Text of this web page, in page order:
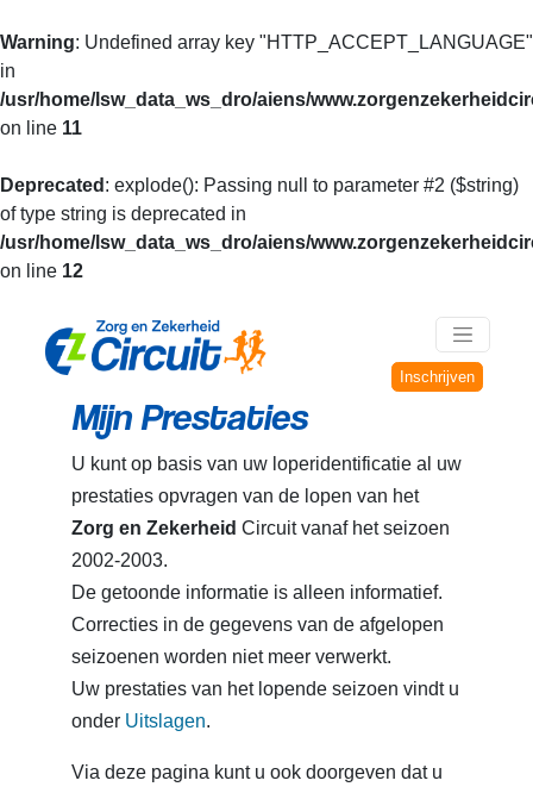
Warning: Undefined array key "HTTP_ACCEPT_LANGUAGE"
in
/usr/home/lsw_data_ws_dro/aiens/
on line 11
Deprecated : explode(): Passing null to parameter #2 ($string)
of type string is deprecated in
/usr/home/lsw_data_ws_dro/aiens/
on line 12
Inschrijven
Mijn Prestaties
U kunt op basis van uw loperidentificatie al uw
prestaties opvragen van de lopen van het
Zorg en Zekerheid Circuit vanaf het seizoen
2002-2003.
De getoonde informatie is alleen informatief.
Correcties in de gegevens van de afgelopen
seizoenen worden niet meer verwerkt.
Uw prestaties van het lopende seizoen vindt u
onder Uitslagen.
Via deze pagina kunt u ook doorgeven dat u